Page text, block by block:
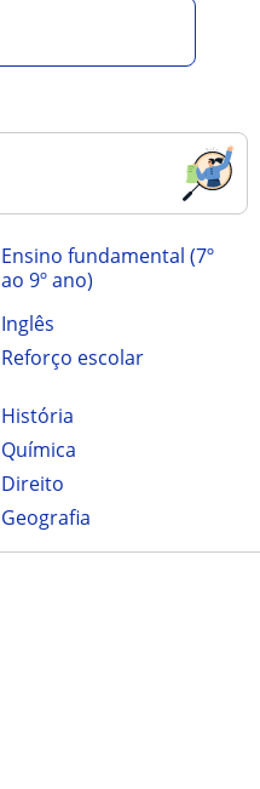
ensino fundamental (7º
ao 9º ano)
Inglês
Reforço escolar
História
Química
Direito
Geografia